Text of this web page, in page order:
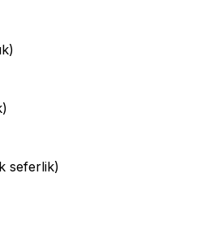
seferlik)